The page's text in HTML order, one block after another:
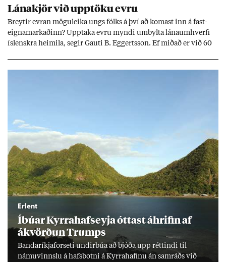
Lána­kjör við upp­töku evru
Breyt­ir evr­an mögu­leika ungs fólks á því að kom­ast inn á fast­
eigna­mark­að­inn? Upp­taka evru myndi um­bylta lánaum­hverfi
ís­lenskra heim­ila, seg­ir Gauti B. Eggerts­son. Ef mið­að er við 60
Erlent
Íbú­ar Kyrra­hafs­eyja ótt­ast áhrif­in af
ákvörð­un Trumps
Banda­ríkja­for­seti und­ir­búa að bjóða upp rétt­indi til
námu­vinnslu á hafs­botni á Kyrra­haf­inu án sam­ráðs við